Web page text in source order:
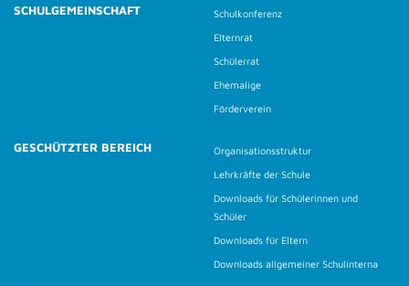
SCHULGEMEINSCHAFT
Schulkonferenz
Elternrat
Schülerrat
Ehemalige
Förderverein
GESCHÜTZTER BEREICH
Organisationsstruktur
Lehrkräfte der Schule
Downloads für Schülerinnen und
Schüler
Downloads für Eltern
Downloads allgemeiner Schulinterna